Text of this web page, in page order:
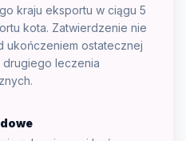
kraju eksportu w ciągu 5
kota. Zatwierdzenie nie
ukończeniem ostatecznej
leczenia